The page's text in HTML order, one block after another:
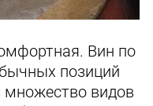
Вин по
позиций
видов